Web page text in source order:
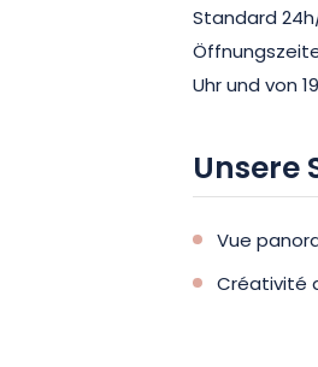
Standard
Uhr und von
Unsere
Vue
Créativité